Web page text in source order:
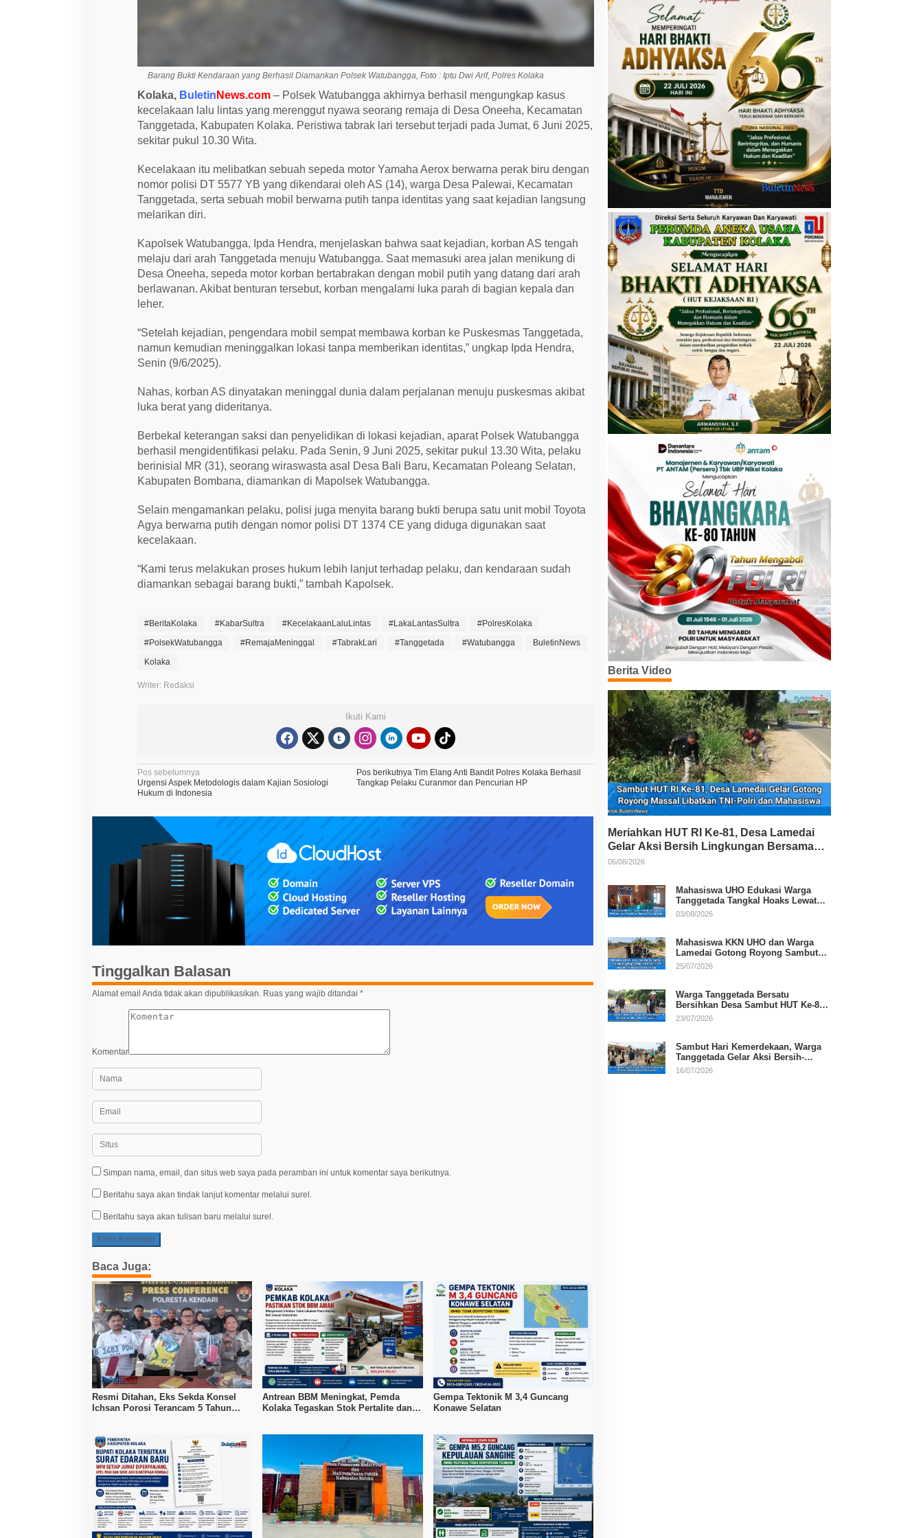
b
r
a
k
L
a
i
o
r
a
n
m
a
a
M
n
g
g
a
l
u
i
Barang Bukti Kendaraan yang Berhasil Diamankan Polsek Watubangga, Foto : Iptu Dwi Arif, Polres Kolaka
Kolaka, Buletin News.com – Polsek Watubangga akhirnya berhasil mengungkap kasus
kecelakaan lalu lintas yang merenggut nyawa seorang remaja di Desa Oneeha, Kecamatan
Tanggetada, Kabupaten Kolaka. Peristiwa tabrak lari tersebut terjadi pada Jumat, 6 Juni 2025,
sekitar pukul 10.30 Wita.
Kecelakaan itu melibatkan sebuah sepeda motor Yamaha Aerox berwarna perak biru dengan
nomor polisi DT 5577 YB yang dikendarai oleh AS (14), warga Desa Palewai, Kecamatan
Tanggetada, serta sebuah mobil berwarna putih tanpa identitas yang saat kejadian langsung
melarikan diri.
Kapolsek Watubangga, Ipda Hendra, menjelaskan bahwa saat kejadian, korban AS tengah
melaju dari arah Tanggetada menuju Watubangga. Saat memasuki area jalan menikung di
Desa Oneeha, sepeda motor korban bertabrakan dengan mobil putih yang datang dari arah
berlawanan. Akibat benturan tersebut, korban mengalami luka parah di bagian kepala dan
leher.
“Setelah kejadian, pengendara mobil sempat membawa korban ke Puskesmas Tanggetada,
namun kemudian meninggalkan lokasi tanpa memberikan identitas,” ungkap Ipda Hendra,
Senin (9/6/2025).
Nahas, korban AS dinyatakan meninggal dunia dalam perjalanan menuju puskesmas akibat
luka berat yang dideritanya.
Berbekal keterangan saksi dan penyelidikan di lokasi kejadian, aparat Polsek Watubangga
berhasil mengidentifikasi pelaku. Pada Senin, 9 Juni 2025, sekitar pukul 13.30 Wita, pelaku
berinisial MR (31), seorang wiraswasta asal Desa Bali Baru, Kecamatan Poleang Selatan,
Kabupaten Bombana, diamankan di Mapolsek Watubangga.
Selain mengamankan pelaku, polisi juga menyita barang bukti berupa satu unit mobil Toyota
Agya berwarna putih dengan nomor polisi DT 1374 CE yang diduga digunakan saat
kecelakaan.
“Kami terus melakukan proses hukum lebih lanjut terhadap pelaku, dan kendaraan sudah
diamankan sebagai barang bukti,” tambah Kapolsek.
#BeritaKolaka #KabarSultra #KecelakaanLaluLintas #LakaLantasSultra
#PolresKolaka
#PolsekWatubangga
#RemajaMeninggal #TabrakLari #Tanggetada #Watubangga
BuletinNews
Kolaka
Writer: Redaksi
Ikuti Kami
N
a
v
g
a
Pos sebelumnya
Urgensi Aspek Metodologis dalam Kajian Sosiologi
Hukum di Indonesia
Pos berikutnya Tim Elang Anti Bandit Polres Kolaka Berhasil
Tangkap Pelaku Curanmor dan Pencurian HP
Tinggalkan Balasan
Alamat email Anda tidak akan dipublikasikan. Ruas yang wajib ditandai *
Komentar
Simpan nama, email, dan situs web saya pada peramban ini untuk komentar saya berikutnya.
Beritahu saya akan tindak lanjut komentar melalui surel.
Beritahu saya akan tulisan baru melalui surel.
Baca Juga:
Resmi Ditahan, Eks Sekda Konsel
Ichsan Porosi Terancam 5 Tahun
Antrean BBM Meningkat, Pemda
Kolaka Tegaskan Stok Pertalite dan
Gempa Tektonik M 3,4 Guncang
Konawe Selatan
Berita Video
Meriahkan HUT RI Ke-81, Desa Lamedai
Gelar Aksi Bersih Lingkungan Bersama
TNI-Polri
06/08/2026
Mahasiswa UHO Edukasi Warga
Tanggetada Tangkal Hoaks Lewat
Program Literasi
03/08/2026
Mahasiswa KKN UHO dan Warga
Lamedai Gotong Royong Sambut
HUT Ke-81 RI
25/07/2026
Warga Tanggetada Bersatu
Bersihkan Desa Sambut HUT Ke-81
RI
23/07/2026
Sambut Hari Kemerdekaan, Warga
Tanggetada Gelar Aksi Bersih-
Bersih Desa
16/07/2026